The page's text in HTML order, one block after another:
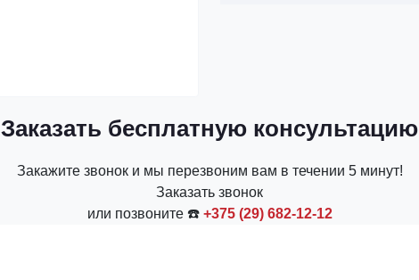
Заказать бесплатную консультацию
Закажите звонок и мы перезвоним вам в течении 5 минут!
Заказать звонок
или позвоните ☎️ +375 (29) 682-12-12